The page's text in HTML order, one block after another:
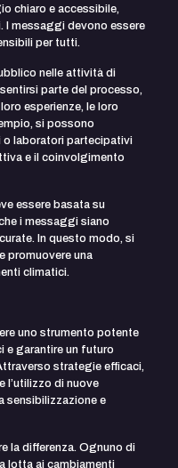
chiaro e accessibile,
I messaggi devono essere
per tutti.
nelle attività di
parte del processo,
esperienze, le loro
si possono
laboratori partecipativi
e il coinvolgimento
essere basata su
i messaggi siano
In questo modo, si
promuovere una
climatici.
uno strumento potente
e garantire un futuro
strategie efficaci,
l’utilizzo di nuove
sensibilizzazione e
la differenza. Ognuno di
lotta ai cambiamenti